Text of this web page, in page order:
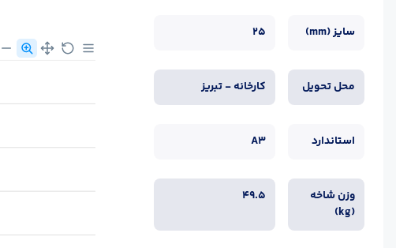
سایز (mm) 25
محل تحویل کارخانه - تبریز
استاندارد A3
وزن شاخه
(kg)
49.5